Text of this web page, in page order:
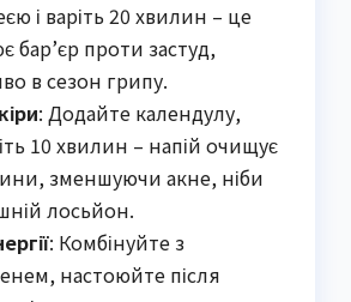
і варіть 20 хвилин – це
бар’єр проти застуд,
в сезон грипу.
: Додайте календулу,
10 хвилин – напій очищує
зменшуючи акне, ніби
лосьйон.
: Комбінуйте з
настоюйте після